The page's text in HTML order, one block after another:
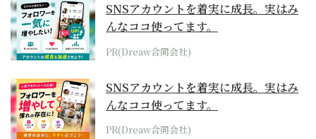
SNSアカウントを着実に成長。実はみ
んなココ使ってます。
PR(Dreaw合同会社)
SNSアカウントを着実に成長。実はみ
んなココ使ってます。
PR(Dreaw合同会社)